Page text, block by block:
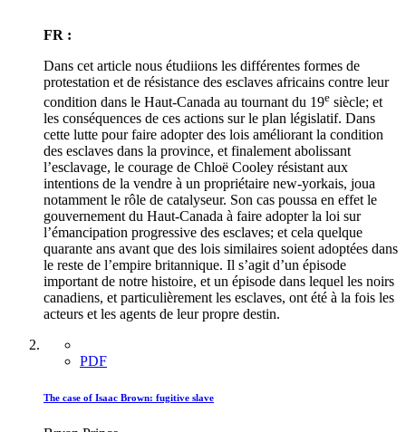
FR :
Dans cet article nous étudiions les différentes formes de
protestation et de résistance des esclaves africains contre leur
condition dans le Haut-Canada au tournant du 19e siècle; et
les conséquences de ces actions sur le plan législatif. Dans
cette lutte pour faire adopter des lois améliorant la condition
des esclaves dans la province, et finalement abolissant
l’esclavage, le courage de Chloë Cooley résistant aux
intentions de la vendre à un propriétaire new-yorkais, joua
notamment le rôle de catalyseur. Son cas poussa en effet le
gouvernement du Haut-Canada à faire adopter la loi sur
l’émancipation progressive des esclaves; et cela quelque
quarante ans avant que des lois similaires soient adoptées dans
le reste de l’empire britannique. Il s’agit d’un épisode
important de notre histoire, et un épisode dans lequel les noirs
canadiens, et particulièrement les esclaves, ont été à la fois les
acteurs et les agents de leur propre destin.
PDF
The case of Isaac Brown: fugitive slave